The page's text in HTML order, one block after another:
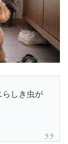
らしき虫が